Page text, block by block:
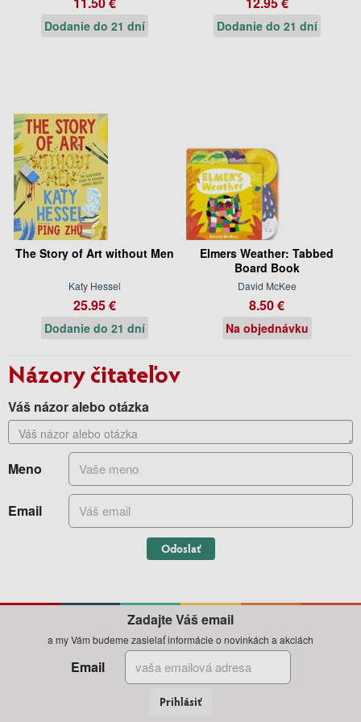
Dodanie do 21 dní Dodanie do 21 dní
The Story of Art without Men
Katy Hessel
25.95 €
Dodanie do 21 dní
Elmers Weather: Tabbed
Board Book
David McKee
8.50 €
Na objednávku
Názory čitateľov
Váš názor alebo otázka
Meno
Email
Odoslať
Zadajte Váš email
a my Vám budeme zasielať informácie o novinkách a akciách
Email
Prihlásiť